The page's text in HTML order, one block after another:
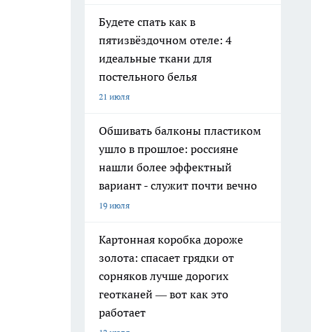
Будете спать как в
пятизвёздочном отеле: 4
идеальные ткани для
постельного белья
21 июля
Обшивать балконы пластиком
ушло в прошлое: россияне
нашли более эффектный
вариант - служит почти вечно
19 июля
Картонная коробка дороже
золота: спасает грядки от
сорняков лучше дорогих
геотканей — вот как это
работает